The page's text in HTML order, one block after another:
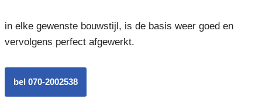
in elke gewenste bouwstijl, is de basis weer goed en
vervolgens perfect afgewerkt.
bel 070-2002538